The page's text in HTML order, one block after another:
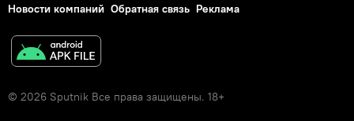
Новости компаний Обратная связь Реклама
© 2026 Sputnik Все права защищены. 18+